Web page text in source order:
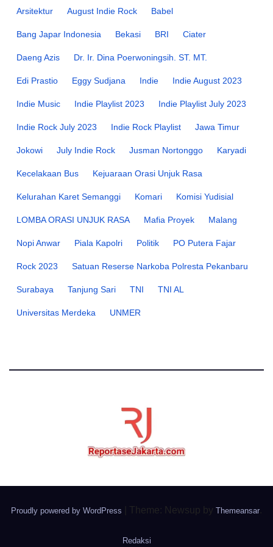
Arsitektur August Indie Rock Babel
Bang Japar Indonesia Bekasi BRI Ciater
Daeng Azis Dr. Ir. Dina Poerwoningsih. ST. MT.
Edi Prastio Eggy Sudjana Indie Indie August 2023
Indie Music Indie Playlist 2023 Indie Playlist July 2023
Indie Rock July 2023 Indie Rock Playlist Jawa Timur
Jokowi July Indie Rock Jusman Nortonggo Karyadi
Kecelakaan Bus Kejuaraan Orasi Unjuk Rasa
Kelurahan Karet Semanggi Komari Komisi Yudisial
LOMBA ORASI UNJUK RASA Mafia Proyek Malang
Nopi Anwar Piala Kapolri Politik PO Putera Fajar
Rock 2023 Satuan Reserse Narkoba Polresta Pekanbaru
Surabaya Tanjung Sari TNI TNI AL
Universitas Merdeka UNMER
Proudly powered by WordPress Theme: Newsup by Themeansar.
Redaksi